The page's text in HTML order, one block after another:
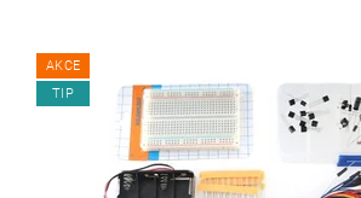
AKCE
TIP